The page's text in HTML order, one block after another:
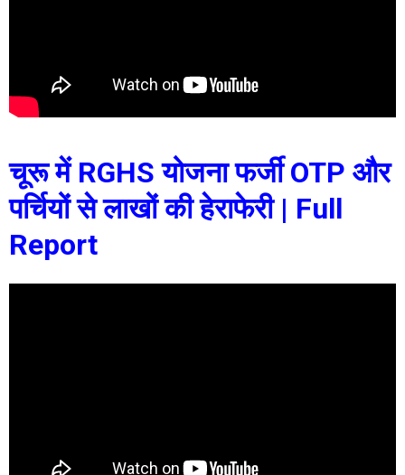
चूरू में RGHS योजना फर्जी OTP और
पर्चियों से लाखों की हेराफेरी | Full
Report